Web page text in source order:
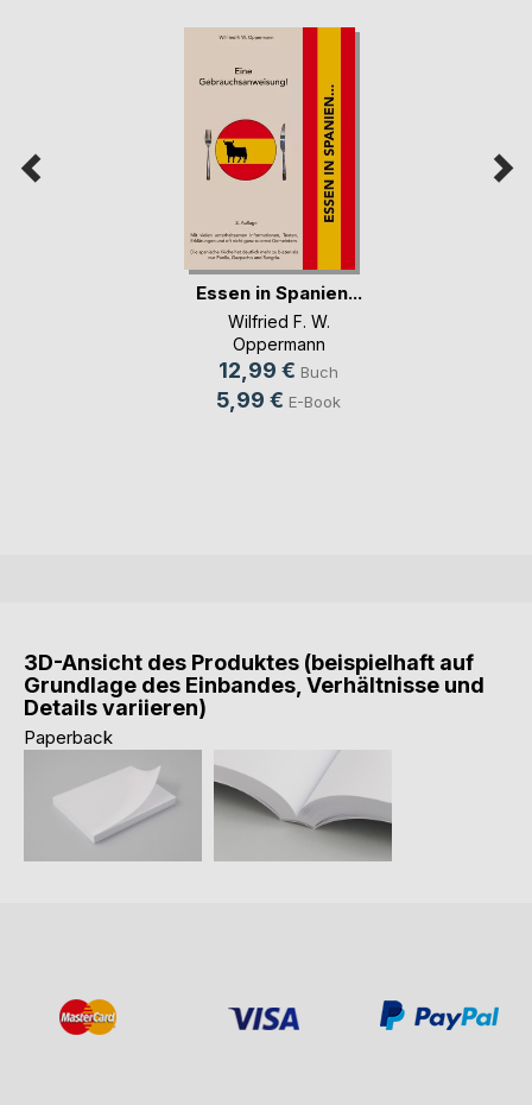
Essen in Spanien...
Wilfried F. W.
Oppermann
12,99 € Buch
5,99 € E-Book
3D-Ansicht des Produktes (beispielhaft auf
Grundlage des Einbandes, Verhältnisse und
Details variieren)
Paperback